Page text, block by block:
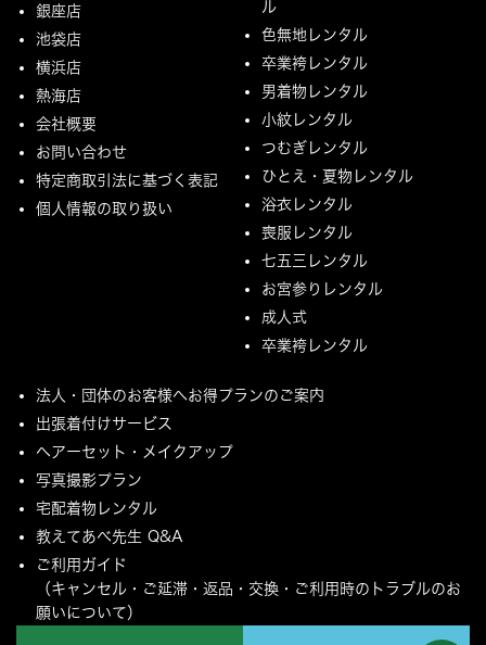
銀座店
池袋店
横浜店
熱海店
会社概要
お問い合わせ
特定商取引法に基づく表記
個人情報の取り扱い
ル
色無地レンタル
卒業袴レンタル
男着物レンタル
小紋レンタル
つむぎレンタル
ひとえ・夏物レンタル
浴衣レンタル
喪服レンタル
七五三レンタル
お宮参りレンタル
成人式
卒業袴レンタル
法人・団体のお客様へお得プランのご案内
出張着付けサービス
ヘアーセット・メイクアップ
写真撮影プラン
宅配着物レンタル
教えてあべ先生 Q&A
ご利用ガイド
（キャンセル・ご延滞・返品・交換・ご利用時のトラブルのお
願いについて）